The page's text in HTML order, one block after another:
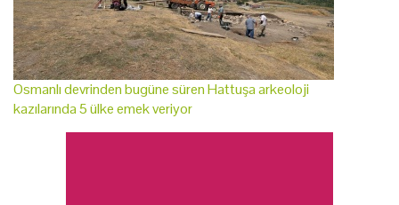
Osmanlı devrinden bugüne süren Hattuşa arkeoloji
kazılarında 5 ülke emek veriyor